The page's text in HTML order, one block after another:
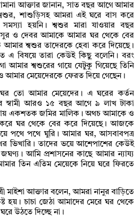
আক্তার জানান, সাত বছর আগে আমার
শ্বশুর, শাশুড়িসহ আমরা এই ঘরে বাস করে
হয়নি। শ্বশুর মারা যাওয়ার বছর
ও দেবর আমাকে আমার ঘর থেকে বের
শ্বশুর তাদেরকে হেবা করে দিয়েছে।
এ বিষয়ে তারা কেউই কিছু বলেনি। বরং
আমার শ্বশুরের গায়ে যেটুকু গিয়েছে তিনি
মেয়েদেরকে ফেরত দিয়ে গেছেন।
তো আমার মেয়েদের। এ ঘরের কর্তন
স্বামী আরও ১৫ বছর আগে ৯ লাখ টাকা
একশতক জমির মালিক। অথচ আমাকে ও
ঘর থেকে বের করে দিয়েছে। আজকে
পথে পথে ঘুরি। আমার ঘর, আসবাবপত্র
ভিখারি। তাদের ভয়ে আশেপাশের কেউই
আমি প্রশাসনের কাছে আমার ন্যায্য
তিন এতিম মেয়েকে নিয়ে ঘরে ফিরতে
মাইশা আক্তার বলেন, আমরা নানুর বাড়িতে
হয়। চাচা জেঠা আমাদের মেরে ঘর থেকে
উঠতে দিচ্ছে না।